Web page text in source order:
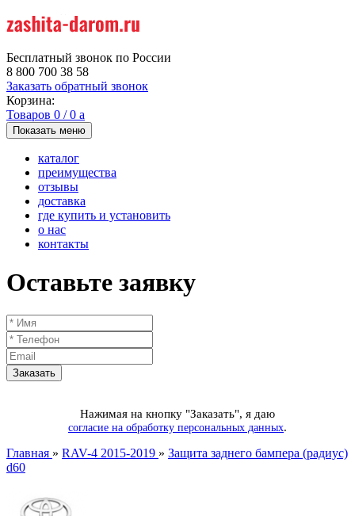
Бесплатный звонок по России
8 800 700 38 58
Заказать обратный звонок
Корзина:
Товаров 0 /0 a
Показать меню
каталог
преимущества
отзывы
доставка
где купить и установить
о нас
контакты
Оставьте заявку
Нажимая на кнопку "Заказать", я даю
согласие на обработку персональных данных.
Главная » RAV-4 2015-2019 » Защита заднего бампера (радиус)
d60